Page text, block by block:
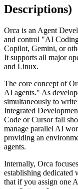
Descriptions)
Orca is an Agent
and control "AI
Copilot, Gemini, or
It supports all major
and Linux.
The core concept of
AI agents." As
simultaneously to
Integrated
Code or Cursor fall
manage parallel AI
providing an
agents.
Internally, Orca
establishing dedicated
that if you assign one